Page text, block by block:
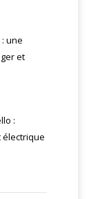
une
et
:
électrique